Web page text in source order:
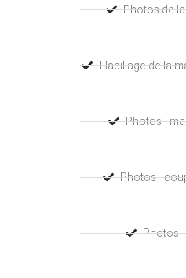
Photos de
Habillage de la
Photos -
Photos -
Photos